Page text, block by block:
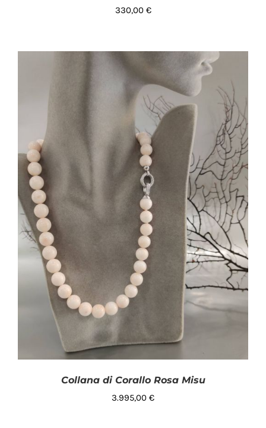
AGGIUNGI AL CARRELLO / DETTAGLI
330,00 €
Collana di Corallo Rosa Misu
3.995,00 €